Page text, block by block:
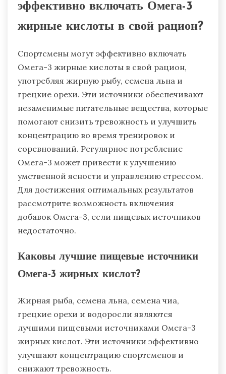
эффективно включать Омега-3
жирные кислоты в свой рацион?
Спортсмены могут эффективно включать
Омега-3 жирные кислоты в свой рацион,
употребляя жирную рыбу, семена льна и
грецкие орехи. Эти источники обеспечивают
незаменимые питательные вещества, которые
помогают снизить тревожность и улучшить
концентрацию во время тренировок и
соревнований. Регулярное потребление
Омега-3 может привести к улучшению
умственной ясности и управлению стрессом.
Для достижения оптимальных результатов
рассмотрите возможность включения
добавок Омега-3, если пищевых источников
недостаточно.
Каковы лучшие пищевые источники
Омега-3 жирных кислот?
Жирная рыба, семена льна, семена чиа,
грецкие орехи и водоросли являются
лучшими пищевыми источниками Омега-3
жирных кислот. Эти источники эффективно
улучшают концентрацию спортсменов и
снижают тревожность.